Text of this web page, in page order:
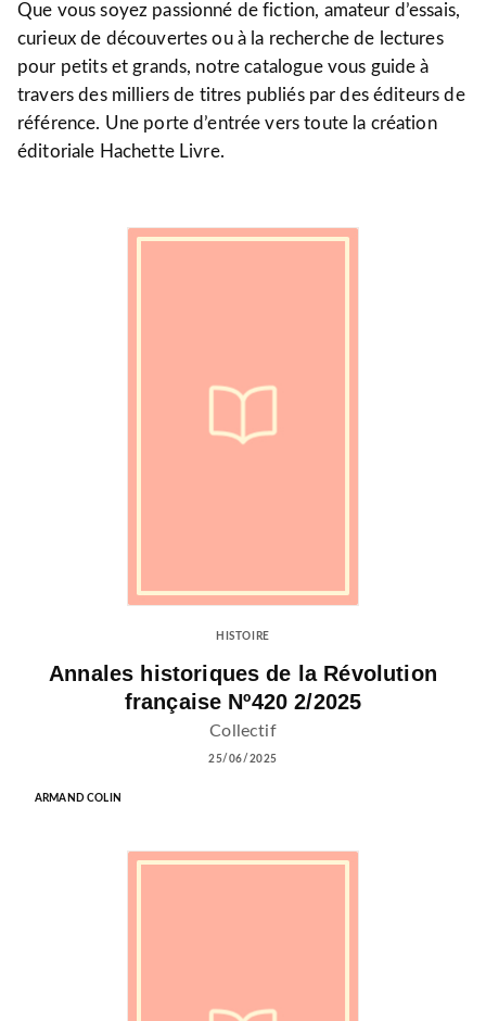
Que vous soyez passionné de fiction, amateur d’essais,
curieux de découvertes ou à la recherche de lectures
pour petits et grands, notre catalogue vous guide à
travers des milliers de titres publiés par des éditeurs de
référence. Une porte d’entrée vers toute la création
éditoriale Hachette Livre.
HISTOIRE
Annales historiques de la Révolution
française Nº420 2/2025
Collectif
25/06/2025
ARMAND COLIN